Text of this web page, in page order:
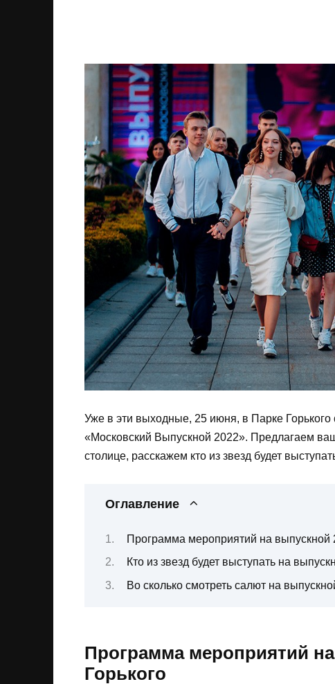
Уже в эти выходные, 25 июня, в Парке Горького
«Московский Выпускной 2022». Предлагаем
столице, расскажем кто из звезд будет
Оглавление
Программа мероприятий на выпускной
Кто из звезд будет выступать на
Во сколько смотреть салют на
Программа мероприятий
Горького